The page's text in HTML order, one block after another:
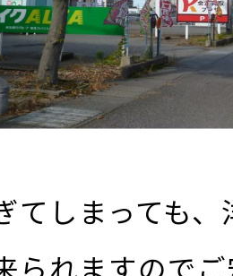
てしまっても
られますので